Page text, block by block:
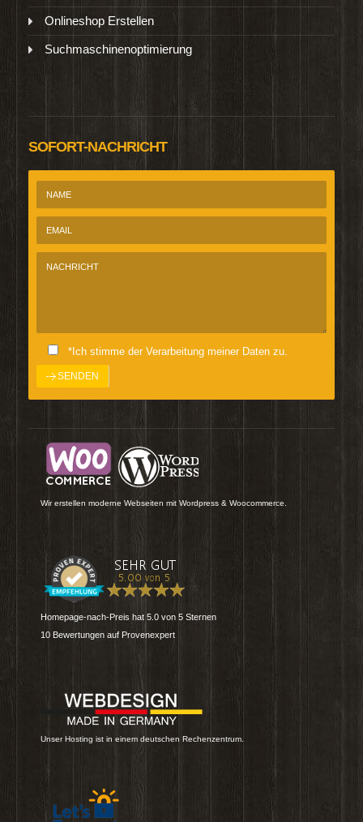
Onlineshop Erstellen
Suchmaschinenoptimierung
SOFORT-NACHRICHT
*Ich stimme der Verarbeitung meiner Daten zu.
Wir erstellen moderne Webseiten mit Wordpress & Woocommerce.
Homepage-nach-Preis hat 5.0 von 5 Sternen
10 Bewertungen auf Provenexpert
Unser Hosting ist in einem deutschen Rechenzentrum.